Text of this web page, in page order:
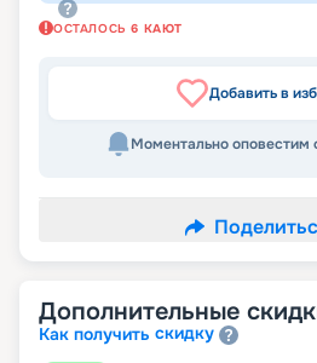
ОСТАЛОСЬ 6 КАЮТ
Добавить в
Моментально оповестим
Дополнительные
Как получить скидку